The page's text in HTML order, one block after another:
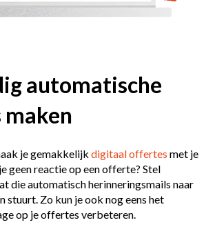
automatische
je gemakkelijk digitaal offertes met je
geen reactie op een offerte? Stel
die automatisch herinneringsmails naar
stuurt. Zo kun je ook nog eens het
op je offertes verbeteren.